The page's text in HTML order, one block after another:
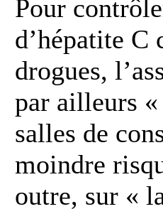
Pour
d’hépatite C
drogues,
par ailleurs
salles de
moindre
outre, sur «